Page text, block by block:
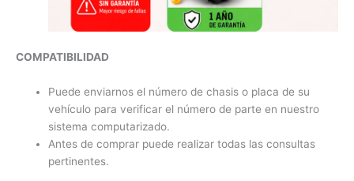
COMPATIBILIDAD
Puede enviarnos el número de chasis o placa de su
vehículo para verificar el número de parte en nuestro
sistema computarizado.
Antes de comprar puede realizar todas las consultas
pertinentes.